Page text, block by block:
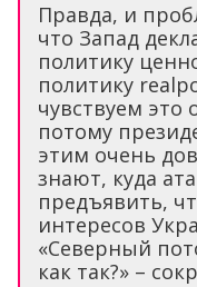
Правда, и
что Запад
политику
политику
чувствуем
потому
этим очень
знают, куда
предъявить,
интересов
«Северный
как так?» –